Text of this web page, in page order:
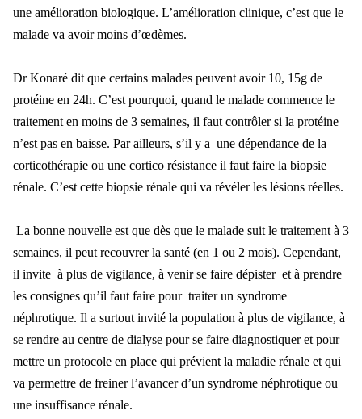
une amélioration biologique. L’amélioration clinique, c’est que le
malade va avoir moins d’œdèmes.
Dr Konaré dit que certains malades peuvent avoir 10, 15g de
protéine en 24h. C’est pourquoi, quand le malade commence le
traitement en moins de 3 semaines, il faut contrôler si la protéine
n’est pas en baisse. Par ailleurs, s’il y a une dépendance de la
corticothérapie ou une cortico résistance il faut faire la biopsie
rénale. C’est cette biopsie rénale qui va révéler les lésions réelles.
La bonne nouvelle est que dès que le malade suit le traitement à 3
semaines, il peut recouvrer la santé (en 1 ou 2 mois). Cependant,
il invite à plus de vigilance, à venir se faire dépister et à prendre
les consignes qu’il faut faire pour traiter un syndrome
néphrotique. Il a surtout invité la population à plus de vigilance, à
se rendre au centre de dialyse pour se faire diagnostiquer et pour
mettre un protocole en place qui prévient la maladie rénale et qui
va permettre de freiner l’avancer d’un syndrome néphrotique ou
une insuffisance rénale.